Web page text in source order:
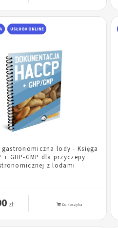
USŁUGA ONLINE
gastronomiczna lody - Księga
+ GHP-GMP dla przyczepy
z lodami
zł Do koszyka